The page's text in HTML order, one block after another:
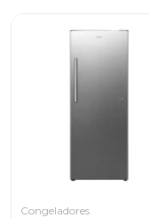
Congeladores